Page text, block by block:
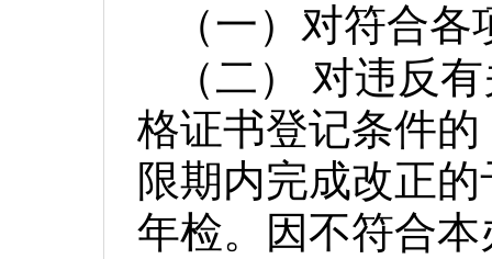
（一）对符合
（二）
对违反
格证书登记条件
限期内完成改正
年检。因不符合